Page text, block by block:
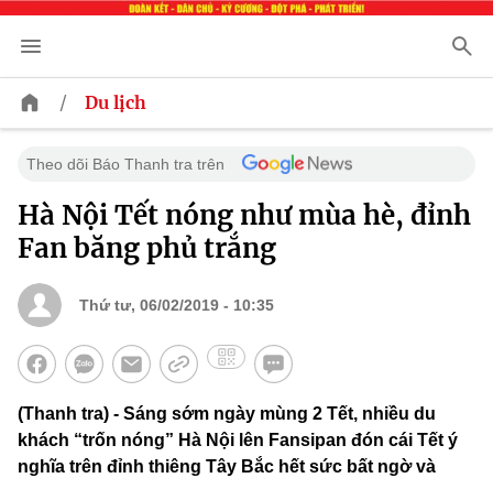
/ Du lịch
Theo dõi Báo Thanh tra trên
Hà Nội Tết nóng như mùa hè, đỉnh
Fan băng phủ trắng
Thứ tư, 06/02/2019 - 10:35
(Thanh tra) - Sáng sớm ngày mùng 2 Tết, nhiều du
khách “trốn nóng” Hà Nội lên Fansipan đón cái Tết ý
nghĩa trên đỉnh thiêng Tây Bắc hết sức bất ngờ và